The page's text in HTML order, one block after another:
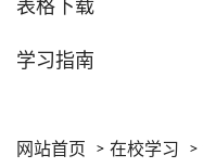
表格下载
学习指南
网站首页 在校学习